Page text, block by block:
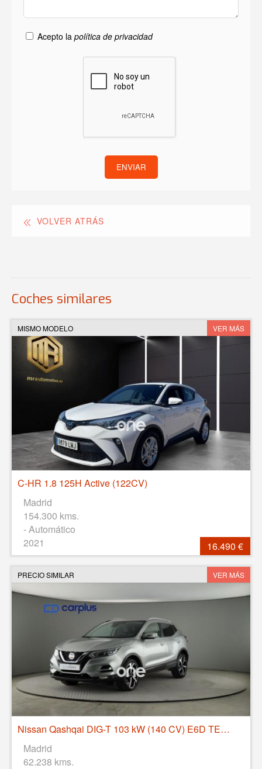
Acepto la política de privacidad
ENVIAR
VOLVER ATRÁS
Coches similares
MISMO MODELO VER MÁS
C-HR 1.8 125H Active (122CV)
Madrid
154.300 kms.
- Automático
2021
16.490 €
PRECIO SIMILAR VER MÁS
Nissan Qashqai DIG-T 103 kW (140 CV) E6D TEKNA+
Madrid
62.238 kms.